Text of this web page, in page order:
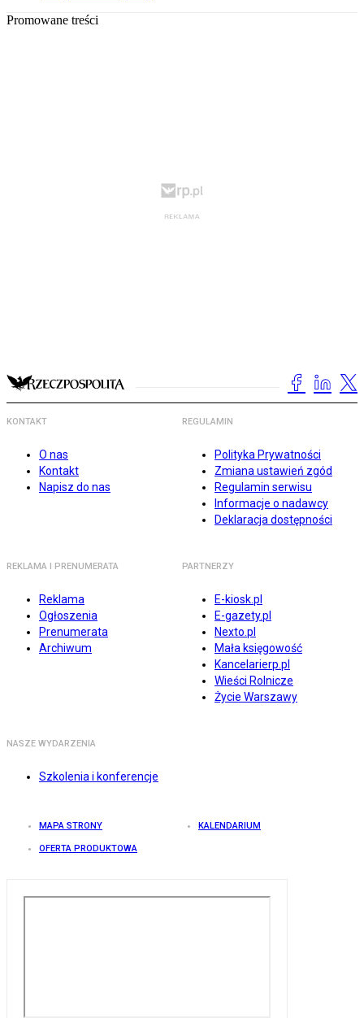
Promowane treści
KONTAKT
O nas
Kontakt
Napisz do nas
REGULAMIN
Polityka Prywatności
Zmiana ustawień zgód
Regulamin serwisu
Informacje o nadawcy
Deklaracja dostępności
REKLAMA I PRENUMERATA
Reklama
Ogłoszenia
Prenumerata
Archiwum
PARTNERZY
E-kiosk.pl
E-gazety.pl
Nexto.pl
Mała księgowość
Kancelarierp.pl
Wieści Rolnicze
Życie Warszawy
NASZE WYDARZENIA
Szkolenia i konferencje
MAPA STRONY KALENDARIUM
OFERTA PRODUKTOWA